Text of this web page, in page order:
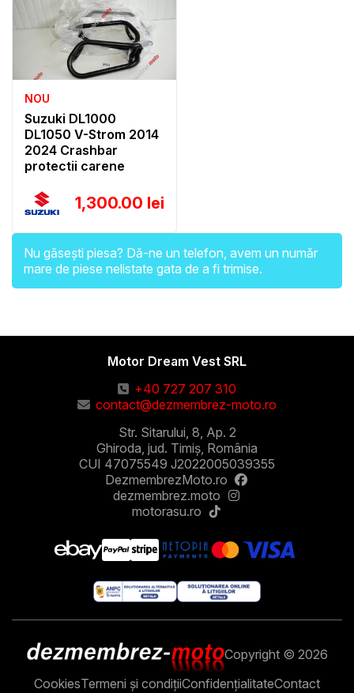
NOU
Suzuki DL1000
DL1050 V-Strom 2014
2024 Crashbar
protectii carene
1,300.00 lei
Nu găsești piesa? Dă-ne un telefon, avem un număr
mare de piese nelistate gata de a fi trimise.
Motor Dream Vest SRL
+40 727 207 310
contact@dezmembrez-moto.ro
Str. Sitarului, 8, Ap. 2
Ghiroda, jud. Timiș, România
CUI 47075549 J2022005039355
DezmembrezMoto.ro
dezmembrez.moto
motorasu.ro
Copyright © 2026
CookiesTermeni și condițiiConfidențialitateContact